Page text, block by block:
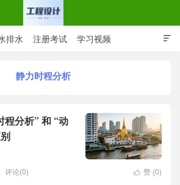

排水 注册考试 学习视频
静力时程分析
程分析” 和 “动
 赞 (0)
评论(0)